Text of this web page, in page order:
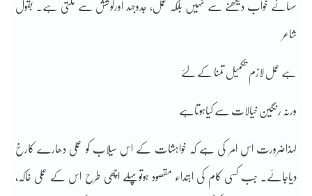
سہانے خواب دیکھنے سے نہیں بلکہ عمل، جدوجہد اورکوشش سے ملتی ہے۔ بقول
شاعر
ہے عمل لازم تکمیل تمنا کے لئے
ورنہ رنگین خیالات سے کیاہوتاہے
لہذاضرورت اس امر کی ہے کہ خواہشات کے اس سیلاب کو عملی دھارے کارخ
دیاجائے۔ جب کسی کام کی ابتداء مقصود ہوتوپہلے اچھی طرح اس کے عملی خاکہ،